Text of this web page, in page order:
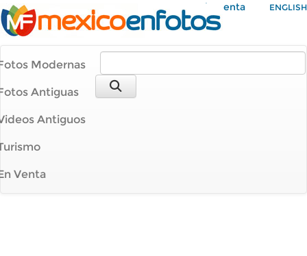
Mi Cuenta ENGLISH
Modernas
Antiguas
Antiguos
Venta